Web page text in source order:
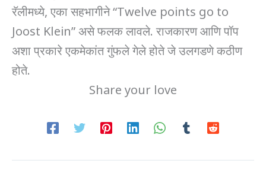
रॅलीमध्ये, एका सहभागीने “Twelve points go to
Joost Klein” असे फलक लावले. राजकारण आणि पॉप
अशा प्रकारे एकमेकांत गुंफले गेले होते जे उलगडणे कठीण
होते.
Share your love